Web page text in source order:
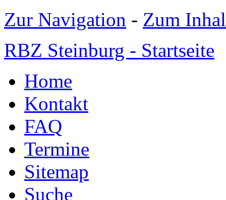
Zur Navigation - Zum
RBZ Steinburg - Startseite
Home
Kontakt
FAQ
Termine
Sitemap
Suche